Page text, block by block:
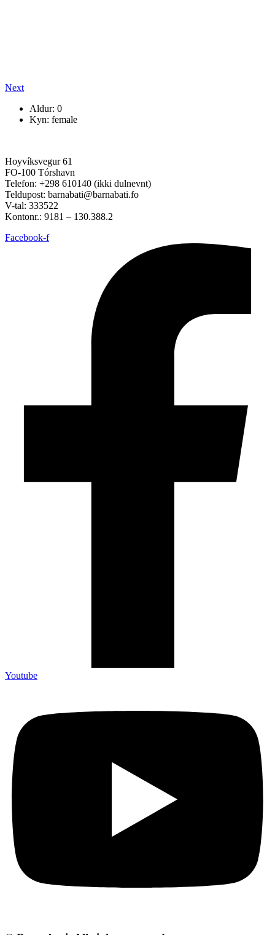
Next
Aldur: 0
Kyn: female
Hoyvíksvegur 61
FO-100 Tórshavn
Telefon: +298 610140 (ikki dulnevnt)
Teldupost: barnabati@barnabati.fo
V-tal: 333522
Kontonr.: 9181 – 130.388.2
Facebook-f
Youtube